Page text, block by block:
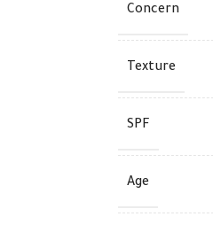
Concern
Texture
SPF
Age